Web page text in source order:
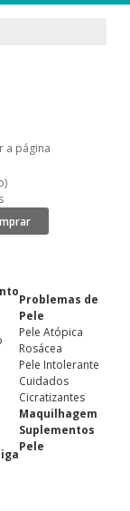
a página
Problemas de
Pele
Pele Atópica
Rosácea
Pele Intolerante
Cuidados
Cicratizantes
Maquilhagem
Suplementos
Pele